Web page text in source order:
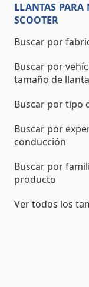
LLANTAS PARA
SCOOTER
Buscar por
Buscar por
tamaño de llanta
Buscar por tipo
Buscar por
conducción
Buscar por
producto
Ver todos los